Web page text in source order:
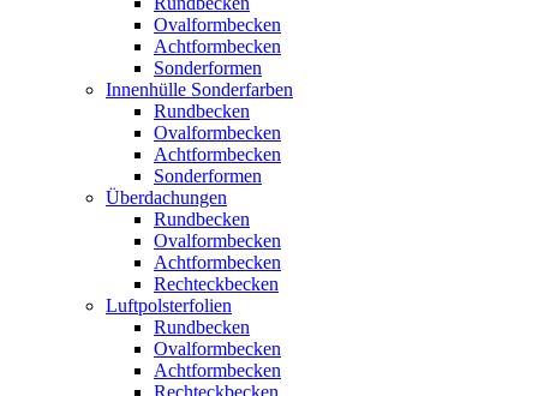
Ovalformbecken
Achtformbecken
Sonderformen
Innenhülle Sonderfarben
Rundbecken
Ovalformbecken
Achtformbecken
Sonderformen
Überdachungen
Rundbecken
Ovalformbecken
Achtformbecken
Rechteckbecken
Luftpolsterfolien
Rundbecken
Ovalformbecken
Achtformbecken
Rechteckbecken